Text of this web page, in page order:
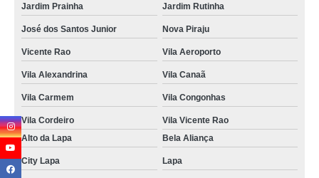
Jardim Prainha Jardim Rutinha
José dos Santos Junior Nova Piraju
Vicente Rao Vila Aeroporto
Vila Alexandrina Vila Canaã
Vila Carmem Vila Congonhas
Vila Cordeiro
Vila Vicente Rao
Alto da Lapa
Bela Aliança
City Lapa Lapa